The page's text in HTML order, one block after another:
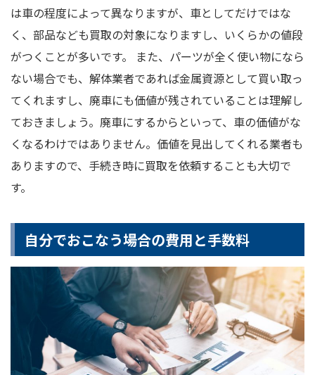
は車の程度によって異なりますが、車としてだけではな
く、部品なども買取の対象になりますし、いくらかの値段
がつくことが多いです。 また、パーツが全く使い物になら
ない場合でも、解体業者であれば金属資源として買い取っ
てくれますし、廃車にも価値が残されていることは理解し
ておきましょう。廃車にするからといって、車の価値がな
くなるわけではありません。価値を見出してくれる業者も
ありますので、手続き時に買取を依頼することも大切で
す。
自分でおこなう場合の費用と手数料